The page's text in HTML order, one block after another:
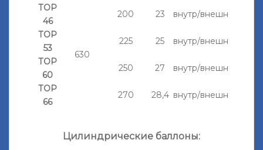
ТОР
46
630
200 23
внутр/внешн
ТОР
53
225 25
внутр/внешн
ТОР
60
250 27
внутр/внешн
ТОР
66
270 28,4 внутр/внешн
Цилиндрические баллоны: